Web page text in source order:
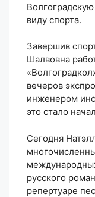
виду спорта.
Завершив
Шалвовна
вечеров
инженером
это стало
Сегодня
русского
репертуаре